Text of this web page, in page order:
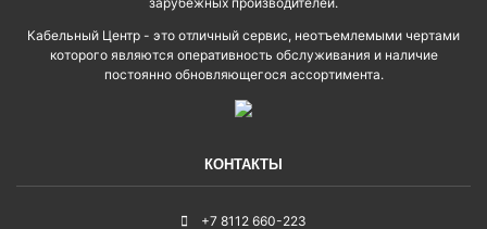
Кабельный Центр - это отличный сервис, неотъемлемыми чертами
которого являются оперативность обслуживания и наличие
постоянно обновляющегося ассортимента.
КОНТАКТЫ
+7 8112 660-223